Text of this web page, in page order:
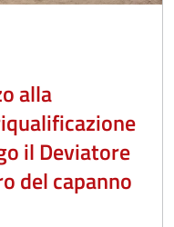
alla
il Deviatore
del capanno